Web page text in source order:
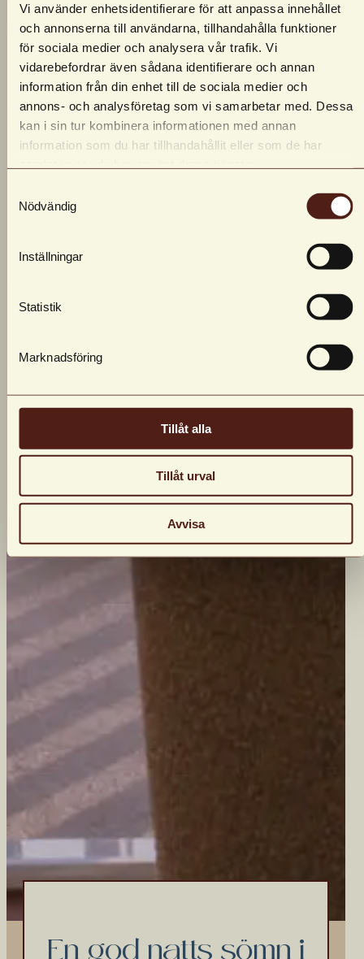
Vi använder enhetsidentifierare för att anpassa innehållet
och annonserna till användarna, tillhandahålla funktioner
för sociala medier och analysera vår trafik. Vi
vidarebefordrar även sådana identifierare och annan
information från din enhet till de sociala medier och
annons- och analysföretag som vi samarbetar med. Dessa
kan i sin tur kombinera informationen med annan
information som du har tillhandahållit eller som de har
Nödvändig
Inställningar
Statistik
Marknadsföring
Tillåt alla
Tillåt urval
Avvisa
En god natts sömn i